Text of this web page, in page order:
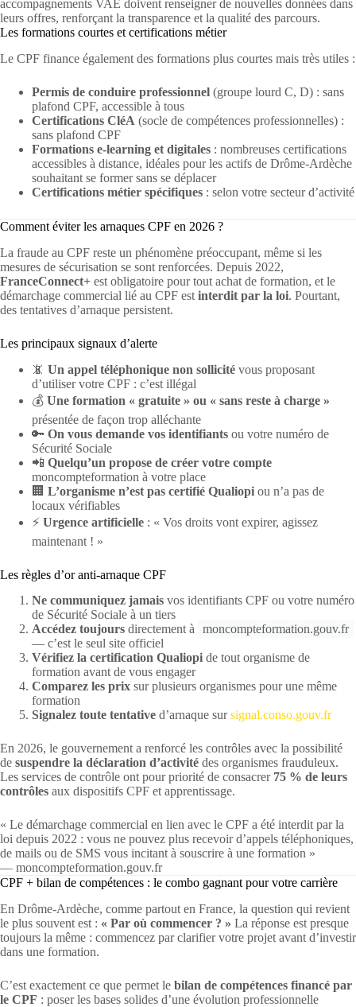
accompagnements VAE doivent renseigner de nouvelles données dans
leurs offres, renforçant la transparence et la qualité des parcours.
Les formations courtes et certifications métier
Le CPF finance également des formations plus courtes mais très utiles :
Permis de conduire professionnel (groupe lourd C, D) : sans
plafond CPF, accessible à tous
Certifications CléA (socle de compétences professionnelles) :
sans plafond CPF
Formations e-learning et digitales : nombreuses certifications
accessibles à distance, idéales pour les actifs de Drôme-Ardèche
souhaitant se former sans se déplacer
Certifications métier spécifiques : selon votre secteur d’activité
Comment éviter les arnaques CPF en 2026 ?
La fraude au CPF reste un phénomène préoccupant, même si les
mesures de sécurisation se sont renforcées. Depuis 2022,
FranceConnect+ est obligatoire pour tout achat de formation, et le
démarchage commercial lié au CPF est interdit par la loi. Pourtant,
des tentatives d’arnaque persistent.
Les principaux signaux d’alerte
📵 Un appel téléphonique non sollicité vous proposant
d’utiliser votre CPF : c’est illégal
💰 Une formation « gratuite » ou « sans reste à charge »
présentée de façon trop alléchante
🔑 On vous demande vos identifiants ou votre numéro de
Sécurité Sociale
📲 Quelqu’un propose de créer votre compte
moncompteformation à votre place
🏢 L’organisme n’est pas certifié Qualiopi ou n’a pas de
locaux vérifiables
⚡ Urgence artificielle : « Vos droits vont expirer, agissez
maintenant ! »
Les règles d’or anti-arnaque CPF
Ne communiquez jamais vos identifiants CPF ou votre numéro
de Sécurité Sociale à un tiers
Accédez toujours directement à
moncompteformation.gouv.fr
— c’est le seul site officiel
Vérifiez la certification Qualiopi de tout organisme de
formation avant de vous engager
Comparez les prix sur plusieurs organismes pour une même
formation
Signalez toute tentative d’arnaque sursignal.conso.gouv.fr
En 2026, le gouvernement a renforcé les contrôles avec la possibilité
de suspendre la déclaration d’activité des organismes frauduleux.
Les services de contrôle ont pour priorité de consacrer 75 % de leurs
contrôles aux dispositifs CPF et apprentissage.
« Le démarchage commercial en lien avec le CPF a été interdit par la
loi depuis 2022 : vous ne pouvez plus recevoir d’appels téléphoniques,
de mails ou de SMS vous incitant à souscrire à une formation »
— moncompteformation.gouv.fr
CPF + bilan de compétences : le combo gagnant pour votre carrière
En Drôme-Ardèche, comme partout en France, la question qui revient
le plus souvent est : « Par où commencer ? » La réponse est presque
toujours la même : commencez par clarifier votre projet avant d’investir
dans une formation.
C’est exactement ce que permet le bilan de compétences financé par
le CPF : poser les bases solides d’une évolution professionnelle